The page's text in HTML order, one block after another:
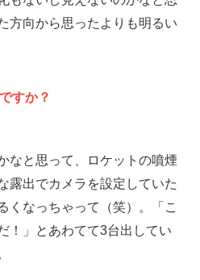
方向から思ったよりも明るい
すか？
なと思って、ロケットの噴煙
露出でカメラを設定していた
くなっちゃって（笑）。「こ
！」とあわてて3台出してい